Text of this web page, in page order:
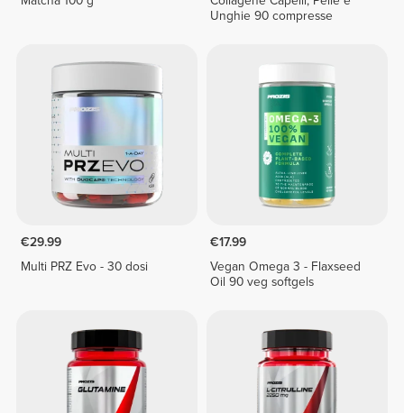
Unghie 90 compresse
€29.99
Multi PRZ Evo - 30 dosi
€17.99
Vegan Omega 3 - Flaxseed
Oil 90 veg softgels